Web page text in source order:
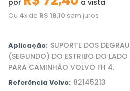
por à vista
Ou 4x de R$ 18,10 sem juros
Aplicação: SUPORTE DOS
(SEGUNDO) DO ESTRIBO DO LADO
PARA CAMINHÃO VOLVO FH 4.
Referência Volvo: 82145213